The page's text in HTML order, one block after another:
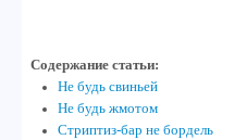
Содержание статьи:
Не будь свиньей
Не будь жмотом
Стриптиз-бар не бордель